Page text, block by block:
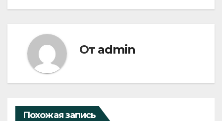
От admin
Похожая запись